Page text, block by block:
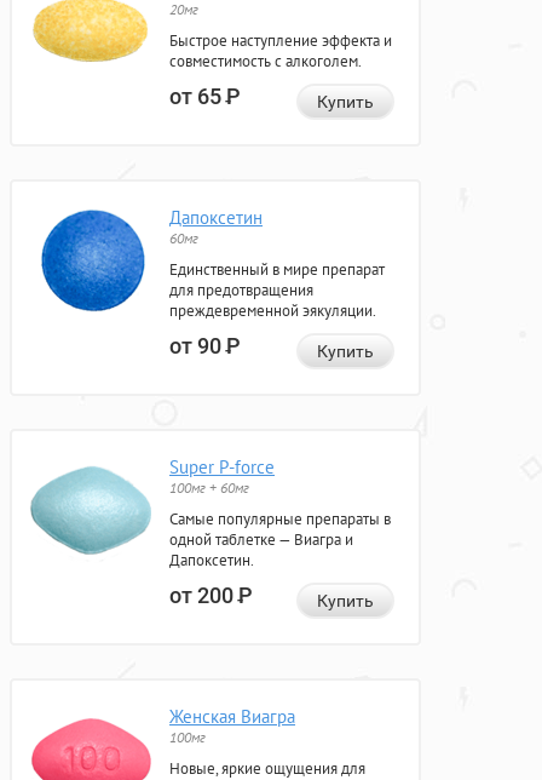
20мг
Быстрое наступление эффекта и
совместимость с алкоголем.
от 65Р Купить
Дапоксетин
60мг
Единственный в мире препарат
для предотвращения
преждевременной эякуляции.
от 90Р Купить
Super P-force
100мг + 60мг
Самые популярные препараты в
одной таблетке — Виагра и
Дапоксетин.
от 200Р Купить
Женская Виагра
100мг
Новые, яркие ощущения для